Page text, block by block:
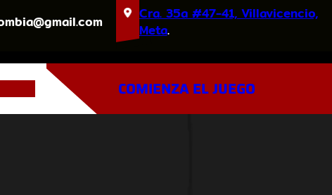
Cra. 35a #47-41, Villavicencio,
Meta.
COMIENZA EL JUEGO